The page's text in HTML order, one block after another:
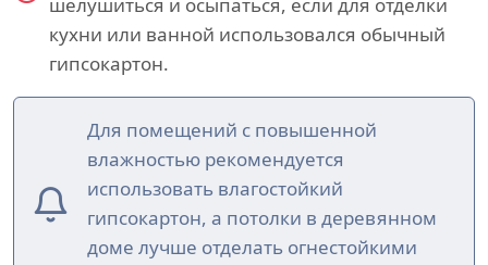
кухни или ванной использовался обычный
гипсокартон.
Для помещений с повышенной
влажностью рекомендуется
использовать влагостойкий
гипсокартон, а потолки в деревянном
доме лучше отделать огнестойкими